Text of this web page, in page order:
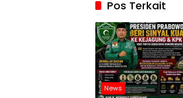
Pos Terkait
News